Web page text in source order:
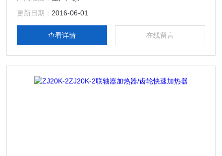
功率、软启动/停机。轴承加热温度和时间可以预先设定并显
示，本公司全系列系列轴承自控加热器达到并*于同类产品。
更新日期： 2016-06-01
查看详情 在线留言